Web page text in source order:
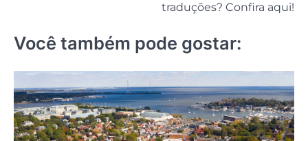
traduções? Confira aqui!
Você também pode gostar: